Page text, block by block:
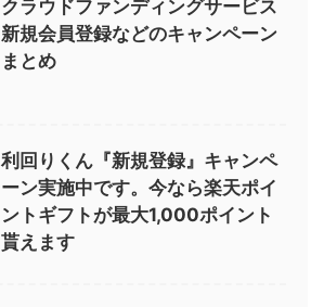
クラウドファンディングサービス
新規会員登録などのキャンペーン
まとめ
利回りくん『新規登録』キャンペ
ーン実施中です。今なら楽天ポイ
ントギフトが最大1,000ポイント
貰えます